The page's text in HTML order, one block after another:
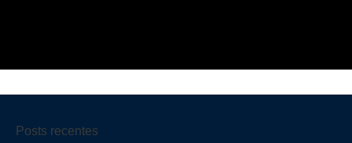
Posts recentes